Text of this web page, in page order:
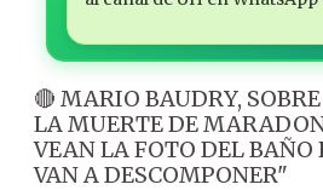
🔴 MARIO BAUDRY,
LA MUERTE DE
VEAN LA FOTO DEL BAÑO
VAN A DESCOMPONER"